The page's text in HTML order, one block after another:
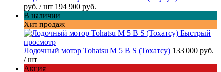
руб. / шт 194 900 руб.
В наличии
Хит продаж
Быстрый
просмотр
Лодочный мотор Tohatsu M 5 B S (Тохатсу) 133 000 руб.
/ шт
Акция